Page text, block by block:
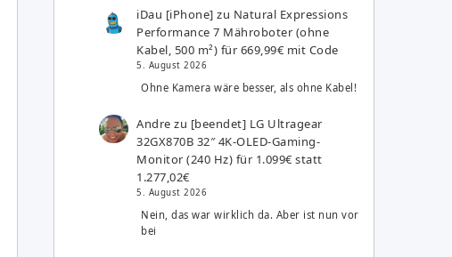
iDau [iPhone] zu Natural Expressions
Performance 7 Mähroboter (ohne
Kabel, 500 m²) für 669,99€ mit Code
5. August 2026
Ohne Kamera wäre besser, als ohne Kabel!
Andre zu [beendet] LG Ultragear
32GX870B 32″ 4K-OLED-Gaming-
Monitor (240 Hz) für 1.099€ statt
1.277,02€
5. August 2026
Nein, das war wirklich da. Aber ist nun vor
bei